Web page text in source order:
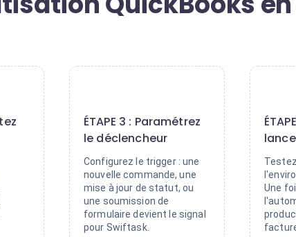
ÉTAPE 3 : Paramétrez
le déclencheur
Configurez le trigger : une
nouvelle commande, une
mise à jour de statut, ou
une soumission de
formulaire devient le signal
pour Swiftask.
Une